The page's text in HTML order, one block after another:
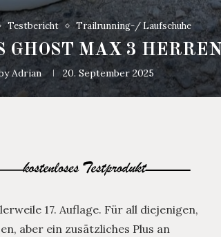
Testbericht Trailrunning-/ Laufschuhe
GHOST MAX 3 HERREN
Adrian 20. September 2025
17. Auflage. Für all diejenigen,
aber ein zusätzliches Plus an